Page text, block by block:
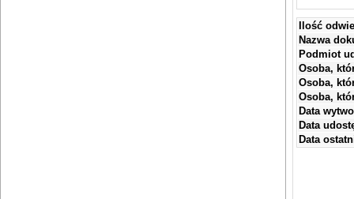
Ilość
Nazwa
Podmiot
Osoba,
Osoba,
Osoba,
Data
Data
Data